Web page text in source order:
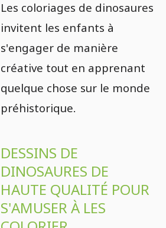
Les coloriages de dinosaures
invitent les enfants à
s'engager de manière
créative tout en apprenant
quelque chose sur le monde
préhistorique.
DESSINS DE
DINOSAURES DE
HAUTE QUALITÉ POUR
S'AMUSER À LES